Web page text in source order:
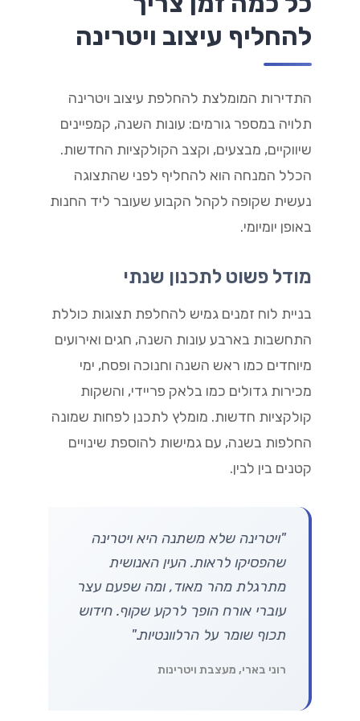
להחליף עיצוב ויטרינה
התדירות המומלצת להחלפת עיצוב ויטרינה
תלויה במספר גורמים: עונות השנה, קמפיינים
שיווקיים, מבצעים, וקצב הקולקציות החדשות.
הכלל המנחה הוא להחליף לפני שהתצוגה
נעשית שקופה לקהל הקבוע שעובר ליד החנות
באופן יומיומי.
מודל פשוט לתכנון שנתי
בניית לוח זמנים גמיש להחלפת תצוגות כוללת
התחשבות בארבע עונות השנה, חגים ואירועים
מיוחדים כמו ראש השנה וחנוכה ופסח, ימי
מכירות גדולים כמו בלאק פריידי, והשקות
קולקציות חדשות. מומלץ לתכנן לפחות שמונה
החלפות בשנה, עם גמישות להוספת שינויים
קטנים בין לבין.
"ויטרינה שלא משתנה היא ויטרינה
שהפסיקו לראות. העין האנושית
מתרגלת מהר מאוד, ומה שפעם עצר
עוברי אורח הופך לרקע שקוף. חידוש
תכוף שומר על הרלוונטיות."
רוני בארי, מעצבת ויטרינות